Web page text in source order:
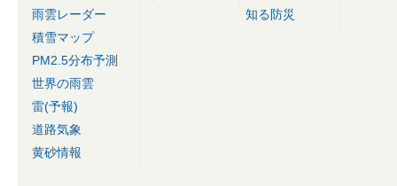
雨雲レーダー
積雪マップ
PM2.5分布予測
世界の雨雲
雷(予報)
道路気象
黄砂情報
知る防災